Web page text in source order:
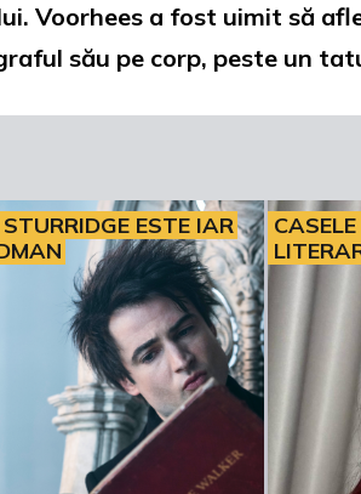
Voorhees a fost uimit să
său pe corp, peste un
ESTE IAR